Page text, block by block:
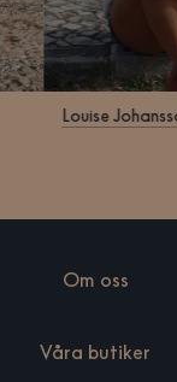
Louise
Om oss
Våra butiker